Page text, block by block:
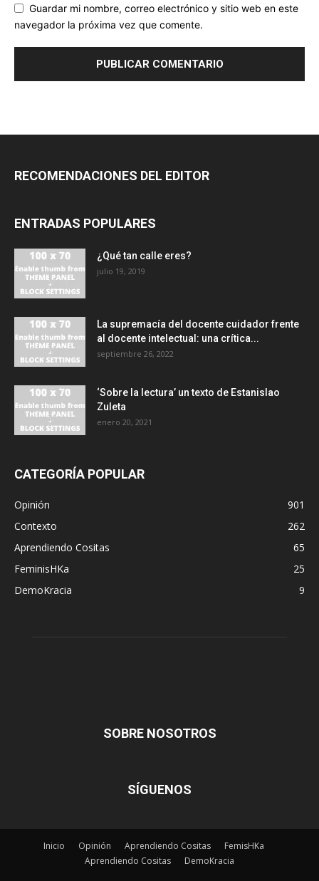
Guardar mi nombre, correo electrónico y sitio web en este
navegador la próxima vez que comente.
RECOMENDACIONES DEL EDITOR
ENTRADAS POPULARES
¿Qué tan calle eres?
julio 19, 2019
La supremacía del docente cuidador frente
al docente intelectual: una crítica...
septiembre 26, 2022
‘Sobre la lectura’ un texto de Estanislao
Zuleta
enero 20, 2021
CATEGORÍA POPULAR
Opinión
901
Contexto
262
Aprendiendo Cositas
65
FeminisHKa
25
DemoKracia
9
SOBRE NOSOTROS
SÍGUENOS
Inicio Opinión Aprendiendo Cositas
FemisHKa
Aprendiendo Cositas
DemoKracia